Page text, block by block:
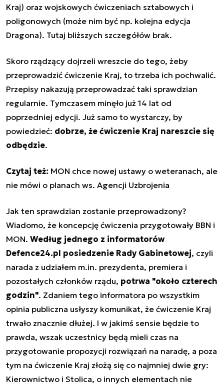
Kraj) oraz wojskowych ćwiczeniach sztabowych i
poligonowych (może nim być np. kolejna edycja
Dragona). Tutaj bliższych szczegółów brak.
Skoro rządzący dojrzeli wreszcie do tego, żeby
przeprowadzić ćwiczenie Kraj, to trzeba ich pochwalić.
Przepisy nakazują przeprowadzać taki sprawdzian
regularnie. Tymczasem minęło już 14 lat od
poprzedniej edycji. Już samo to wystarczy, by
powiedzieć: dobrze, że ćwiczenie Kraj nareszcie się
odbędzie.
Czytaj też: MON chce nowej ustawy o weteranach, ale
nie mówi o planach ws. Agencji Uzbrojenia
Jak ten sprawdzian zostanie przeprowadzony?
Wiadomo, że koncepcję ćwiczenia przygotowały BBN i
MON. Według jednego z informatorów
Defence24.pl posiedzenie Rady Gabinetowej, czyli
narada z udziałem m.in. prezydenta, premiera i
pozostałych członków rządu, potrwa "około czterech
godzin". Zdaniem tego informatora po wszystkim
opinia publiczna usłyszy komunikat, że ćwiczenie Kraj
trwało znacznie dłużej. I w jakimś sensie będzie to
prawda, wszak uczestnicy będą mieli czas na
przygotowanie propozycji rozwiązań na naradę, a poza
tym na ćwiczenie Kraj złożą się co najmniej dwie gry:
Kierownictwo i Stolica, o innych elementach nie